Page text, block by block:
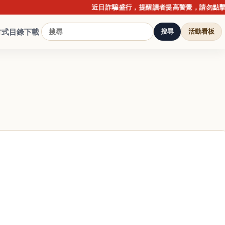
近日詐騙盛行，提醒讀者提高警覺，請勿點擊不明連
式目錄下載 搜尋 活動看板